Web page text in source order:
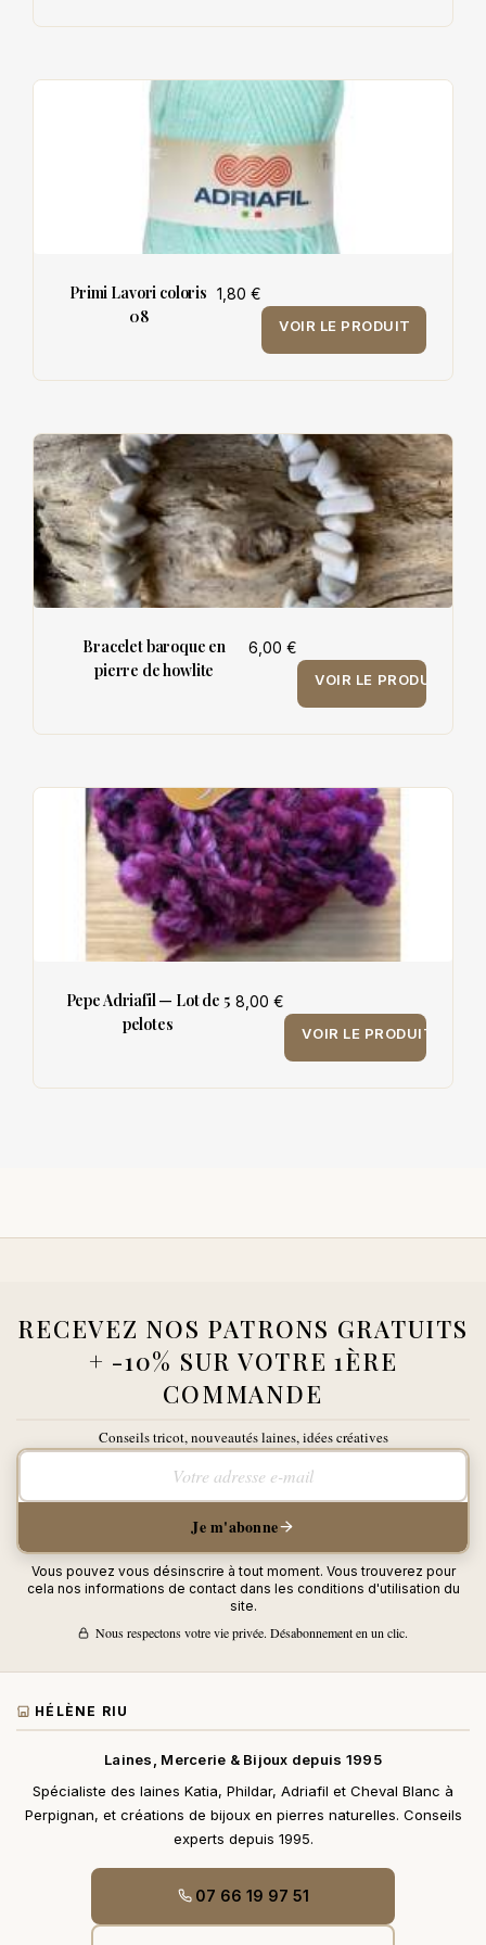
Primi Lavori coloris
08
1,80 €
VOIR LE PRODUIT
Bracelet baroque en
pierre de howlite
6,00 €
VOIR LE PRODUIT
Pepe Adriafil — Lot de 5
pelotes
8,00 €
VOIR LE PRODUIT
RECEVEZ NOS PATRONS GRATUITS
+ -10% SUR VOTRE 1ÈRE
COMMANDE
Conseils tricot, nouveautés laines, idées créatives
Votre adresse e-mail
Je m'abonne
Vous pouvez vous désinscrire à tout moment. Vous trouverez pour
cela nos informations de contact dans les conditions d'utilisation du
site.
Nous respectons votre vie privée. Désabonnement en un clic.
HÉLÈNE RIU
Laines, Mercerie & Bijoux depuis 1995
Spécialiste des laines Katia, Phildar, Adriafil et Cheval Blanc à
Perpignan, et créations de bijoux en pierres naturelles. Conseils
experts depuis 1995.
07 66 19 97 51